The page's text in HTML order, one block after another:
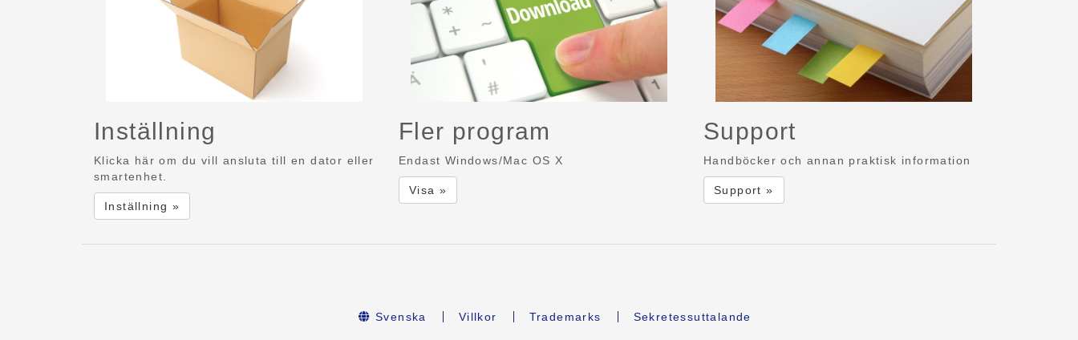
Inställning
Klicka här om du vill ansluta till en dator eller
smartenhet.
Inställning »
Fler program
Endast Windows/Mac OS X
Visa »
Support
Handböcker och annan praktisk information
Support »
Svenska Villkor Trademarks Sekretessuttalande